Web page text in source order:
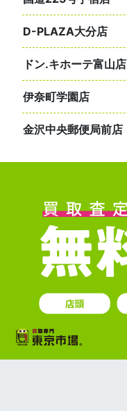
D-PLAZA大分店
ドン.キホーテ富山店
伊奈町学園店
金沢中央郵便局前店